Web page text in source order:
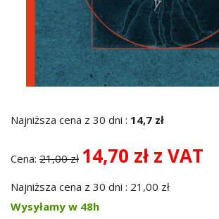
Najniższa cena z 30 dni : 14,7 zł
Cena: 21,00 zł 14,70 zł z VAT
Najniższa cena z 30 dni : 21,00 zł
Wysyłamy w 48h